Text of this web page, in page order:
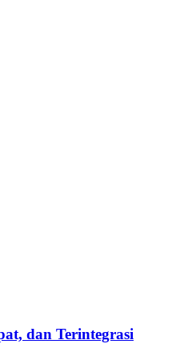
dan Terintegrasi